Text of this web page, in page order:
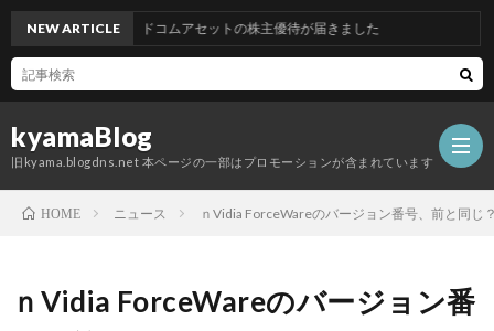
kyamaBlog
旧kyama.blogdns.net 本ページの一部はプロモーションが含まれています
NEW ARTICLEグッドコムアセットの株主優待が届きました
HOME ニュース ｎVidia ForceWareのバージョン番号、前と同じ
ｎVidia ForceWareのバージョン番